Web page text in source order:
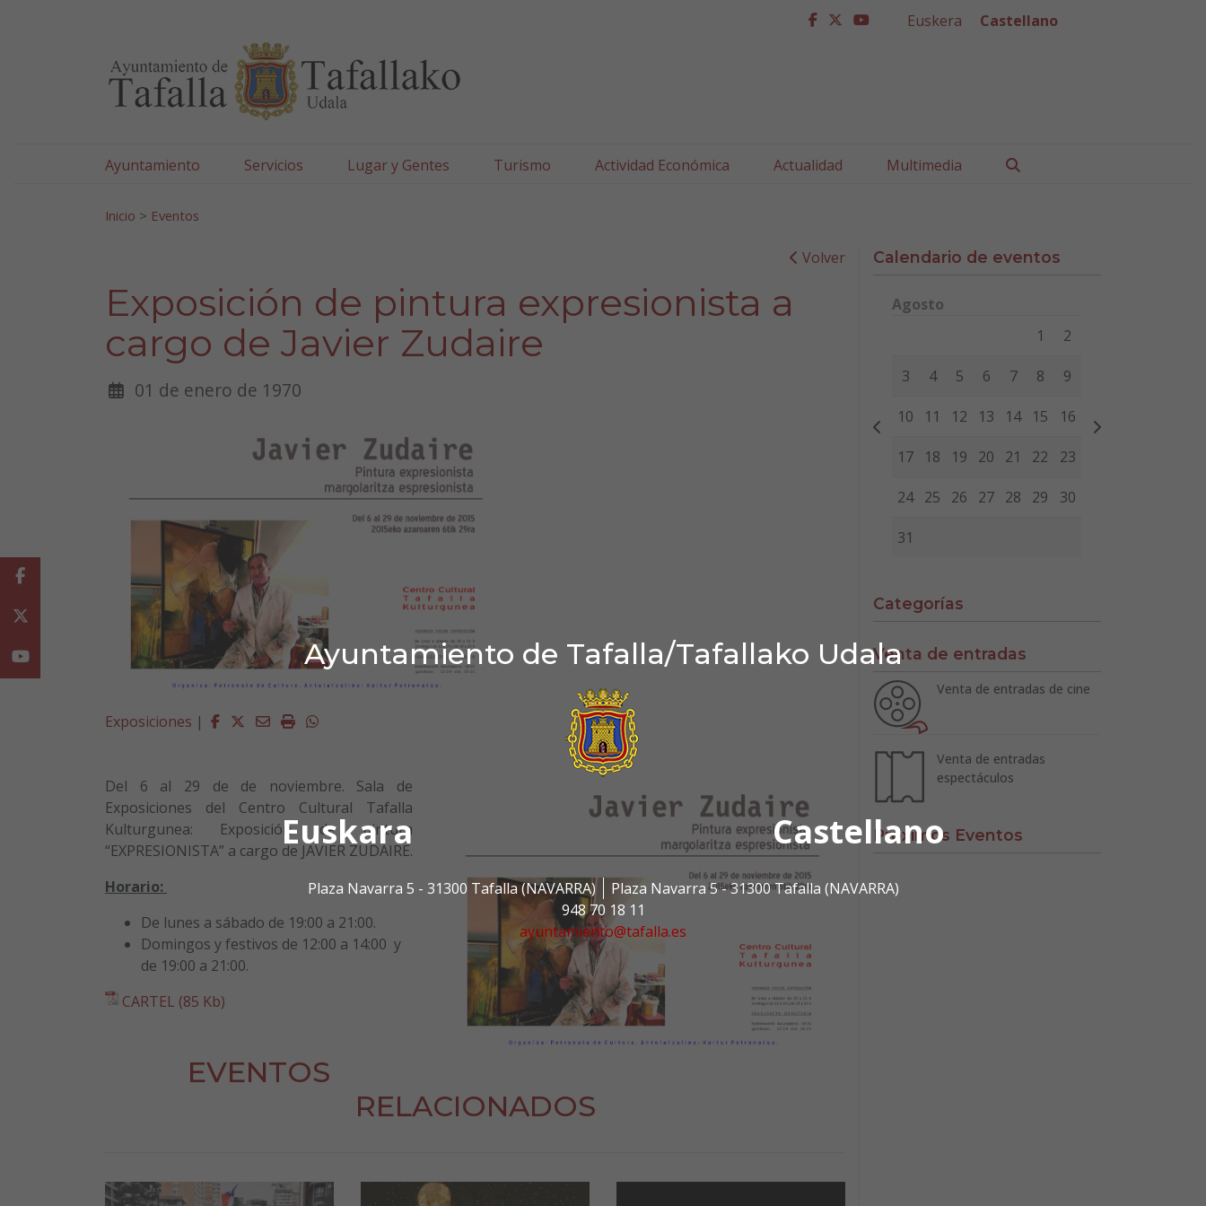
Ayuntamiento de Tafalla/Tafallako Udala
Euskara Castellano
Plaza Navarra 5 - 31300 Tafalla (NAVARRA)
Plaza Navarra 5 - 31300 Tafalla (NAVARRA)
948 70 18 11
ayuntamiento@tafalla.es
facebook
twitter
youtube
Euskera Castellano
Ayuntamiento Servicios Lugar y Gentes Turismo Actividad Económica Actualidad Multimedia
Inicio > Eventos
Volver
Exposición de pintura expresionista a
cargo de Javier Zudaire
01 de enero de 1970
Exposiciones | Facebook
Twitter
EmailImprimirWhatsapp
Del 6 al 29 de de noviembre. Sala de
Exposiciones del Centro Cultural Tafalla
Kulturgunea: Exposición de pintura
“EXPRESIONISTA” a cargo de JAVIER ZUDAIRE.
Horario:
De lunes a sábado de 19:00 a 21:00.
Domingos y festivos de 12:00 a 14:00 y
de 19:00 a 21:00.
CARTEL (85 Kb)
EVENTOS
RELACIONADOS
Calendario de eventos
Agosto
Miércoles Jueves
1 2
3 4 5 6 7 8 9
10 11 12 13 14 15 16
17 18 19 20 21 22 23
24 25 26 27 28 29 30
31
Categorías
Venta de entradas
Venta de entradas de cine
Venta de entradas
espectáculos
Próximos Eventos
Facebook
Youtube